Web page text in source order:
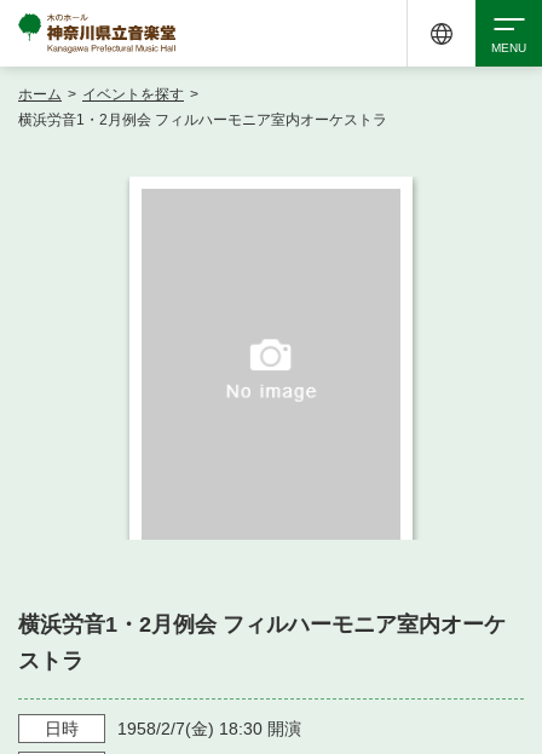
・ フロアマップ
・ よくある質問
・ 空き状況
・ 利用料金
・ 音楽堂のご案内
・ フロアマップ
神奈川県立音楽堂
SNS
ホーム > イベントを探す >
横浜労音1・2月例会 フィルハーモニア室内オーケストラ
横浜労音1・2月例会 フィルハーモニア室内オーケ
ストラ
日時 1958/2/7(金) 18:30 開演